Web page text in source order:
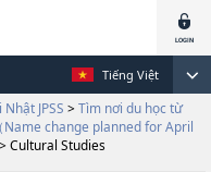
Tiếng Việt
JPSS > Tìm nơi du học từ
Name change planned for April
> Cultural Studies